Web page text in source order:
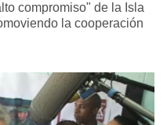
compromiso" de la Isla
la cooperación